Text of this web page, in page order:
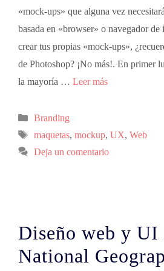
«mock-ups» que alguna vez
basada en «browser» o navegador de
crear tus propias «mock-ups»,
de Photoshop? ¡No más!. En primer
la mayoría … Leer más
Branding
maquetas, mockup, UX, Web
Deja un comentario
Diseño web y
National